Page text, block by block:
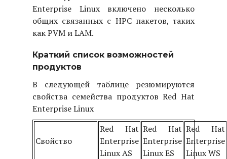
Enterprise Linux включено несколько
общих связанных с HPC пакетов, таких
как PVM и LAM.
Краткий список возможностей
продуктов
В следующей таблице резюмируются
свойства семейства продуктов Red Hat
Enterprise Linux
Свойство
Red Hat
Enterprise
Linux AS
Red Hat
Enterprise
Linux ES
Red Hat
Enterprise
Linux WS